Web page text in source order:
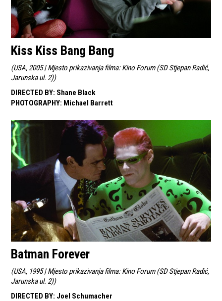
Kiss Kiss Bang Bang
(USA, 2005 | Mjesto prikazivanja filma: Kino Forum (SD Stjepan Radić,
Jarunska ul. 2))
DIRECTED BY: Shane Black
PHOTOGRAPHY: Michael Barrett
Batman Forever
(USA, 1995 | Mjesto prikazivanja filma: Kino Forum (SD Stjepan Radić,
Jarunska ul. 2))
DIRECTED BY: Joel Schumacher